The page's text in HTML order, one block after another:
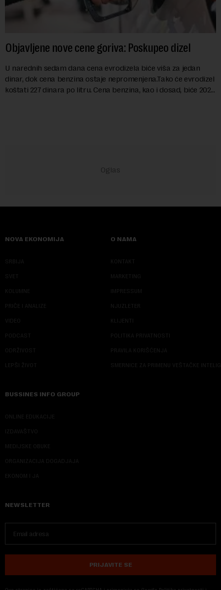
Objavljene nove cene goriva: Poskupeo dizel
U narednih sedam dana cena evrodizela biće viša za jedan
dinar, dok cena benzina ostaje nepromenjena.Tako će evrodizel
koštati 227 dinara po litru. Cena benzina, kao i dosad, biće 202
NOVA EKONOMIJA
SRBIJA
SVET
KOLUMNE
PRIČE I ANALIZE
VIDEO
PODCAST
ODRŽIVOST
LEPŠI ŽIVOT
O NAMA
KONTAKT
MARKETING
IMPRESSUM
NJUZLETER
KLIJENTI
POLITIKA PRIVATNOSTI
PRAVILA KORIŠĆENJA
SMERNICE ZA PRIMENU VEŠTAČKE
BUSSINES INFO GROUP
ONLINE EDUKACIJE
IZDAVAŠTVO
MEDIJSKE OBUKE
ORGANIZACIJA DOGADJAJA
EKONOM I JA
NEWSLETTER
PRIJAVITE SE